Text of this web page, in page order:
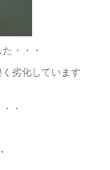
・・・
劣化しています
・